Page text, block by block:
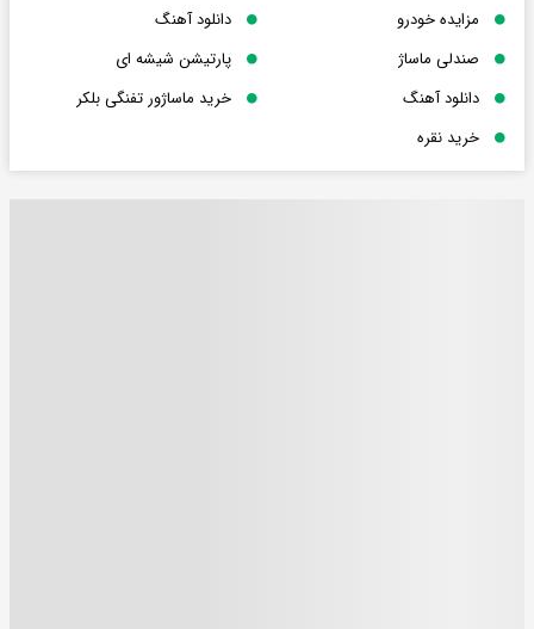
مزایده خودرو
دانلود آهنگ
صندلی ماساژ
پارتیشن شیشه ای
دانلود آهنگ
خرید ماساژور تفنگی بلکر
خرید نقره